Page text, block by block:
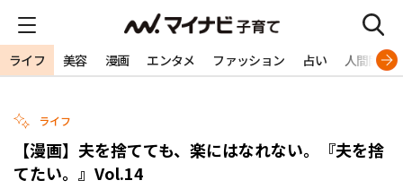
ライフ 美容 漫画 エンタメ ファッション 占い 人間関係
ライフ
【漫画】夫を捨てても、楽にはなれない。『夫を捨
てたい。』Vol.14